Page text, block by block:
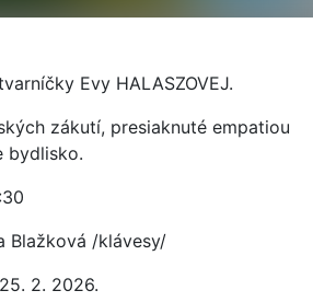
Evy HALASZOVEJ.
zákutí, presiaknuté empatiou
bydlisko.
Blažková /klávesy/
2. 2026.